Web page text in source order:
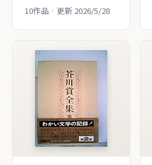
10作品 · 更新 2026/5/28